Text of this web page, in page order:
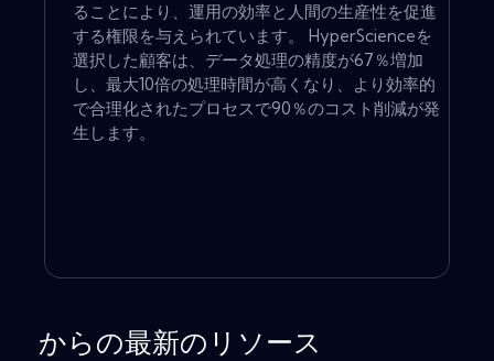
ることにより、運用の効率と人間の生産性を促進
する権限を与えられています。 HyperScienceを
選択した顧客は、データ処理の精度が67％増加
し、最大10倍の処理時間が高くなり、より効率的
で合理化されたプロセスで90％のコスト削減が発
生します。
からの最新のリソース